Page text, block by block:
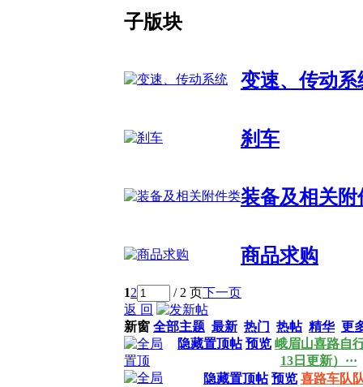
子版块
变速、传动系
刹车
装备及相关附
商品求购
12 / 2 页下一页
返 回
新窗 全部主题 最新 热门 热帖 精华 更
隐藏置顶帖 预览 峨眉山喜路自
13日更新）···
隐藏置顶帖 预览 喜路车队